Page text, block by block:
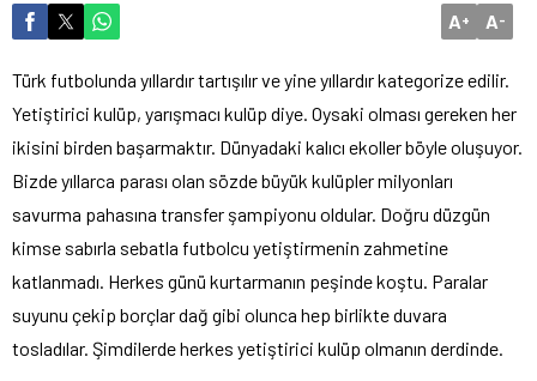
A+ A-
Türk futbolunda yıllardır tartışılır ve yine yıllardır kategorize edilir.
Yetiştirici kulüp, yarışmacı kulüp diye. Oysaki olması gereken her
ikisini birden başarmaktır. Dünyadaki kalıcı ekoller böyle oluşuyor.
Bizde yıllarca parası olan sözde büyük kulüpler milyonları
savurma pahasına transfer şampiyonu oldular. Doğru düzgün
kimse sabırla sebatla futbolcu yetiştirmenin zahmetine
katlanmadı. Herkes günü kurtarmanın peşinde koştu. Paralar
suyunu çekip borçlar dağ gibi olunca hep birlikte duvara
tosladılar. Şimdilerde herkes yetiştirici kulüp olmanın derdinde.